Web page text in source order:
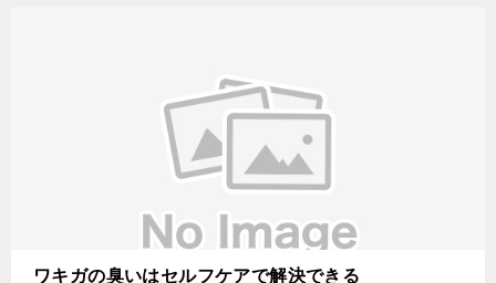
ワキガの臭いはセルフケアで解決できる